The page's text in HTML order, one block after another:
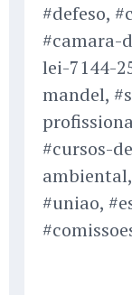
#defeso,
#camara-
lei-7144-
mandel,
#cursos-
#uniao,